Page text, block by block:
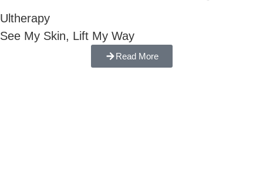
Ultherapy
See My Skin, Lift My Way
Read More